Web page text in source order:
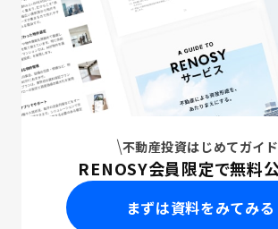
不動産投資はじめてガイド
RENOSY会員限定で無料公
まずは資料をみてみる